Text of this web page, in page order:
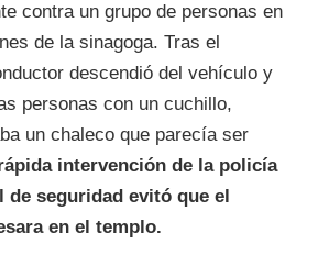
contra un grupo de personas en
de la sinagoga. Tras el
descendió del vehículo y
personas con un cuchillo,
un chaleco que parecía ser
intervención de la policía
de seguridad evitó que el
en el templo.